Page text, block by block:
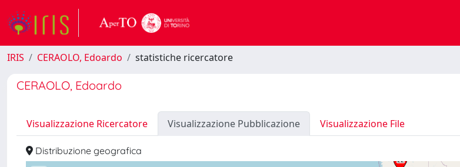
IRIS CERAOLO, Edoardo statistiche ricercatore
CERAOLO, Edoardo
Visualizzazione Ricercatore Visualizzazione Pubblicazione Visualizzazione File
Distribuzione geografica